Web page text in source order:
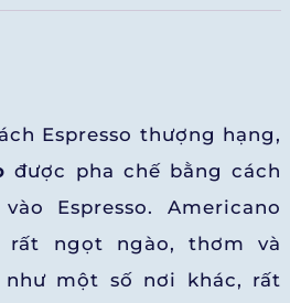
Espresso thượng hạng,
được pha chế bằng cách
Espresso. Americano
rất ngọt ngào, thơm và
một số nơi khác, rất